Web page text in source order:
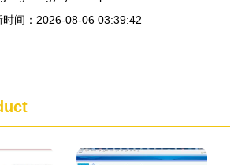
时间：2026-08-06 03:39:42